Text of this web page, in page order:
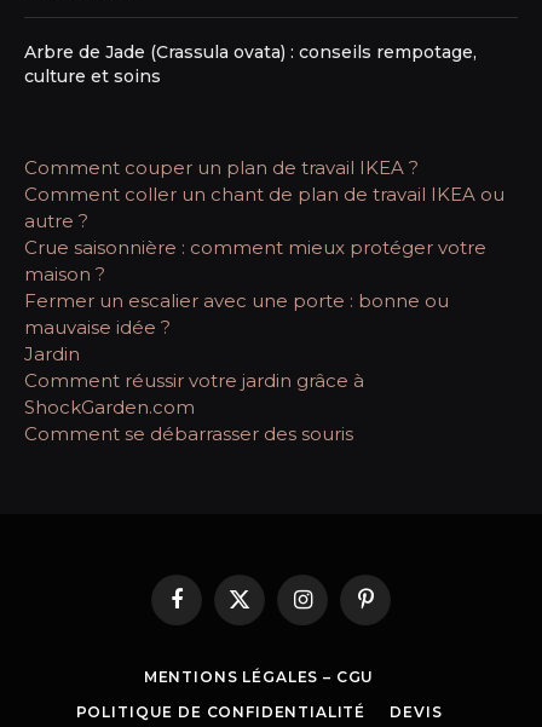
Arbre de Jade (Crassula ovata) : conseils rempotage,
culture et soins
Comment couper un plan de travail IKEA ?
Comment coller un chant de plan de travail IKEA ou
autre ?
Crue saisonnière : comment mieux protéger votre
maison ?
Fermer un escalier avec une porte : bonne ou
mauvaise idée ?
Jardin
Comment réussir votre jardin grâce à
ShockGarden.com
Comment se débarrasser des souris
Facebook
X
InstagramPinterest
MENTIONS LÉGALES – CGU
POLITIQUE DE CONFIDENTIALITÉ
DEVIS